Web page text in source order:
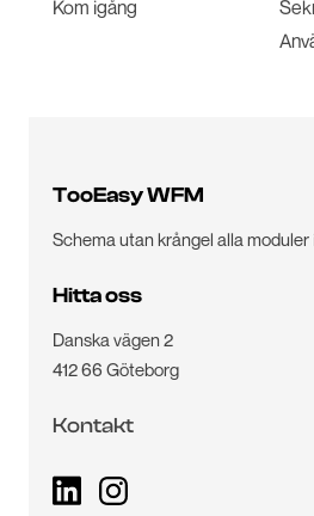
Kom igång
TooEasy WFM
Schema utan krångel alla moduler
Hitta oss
Danska vägen 2
412 66 Göteborg
Kontakt